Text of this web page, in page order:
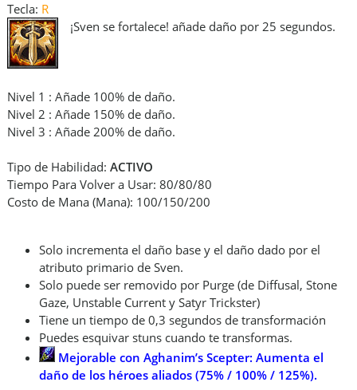
Tecla: R
¡Sven se fortalece! añade daño por 25 segundos.
Nivel 1 : Añade 100% de daño.
Nivel 2 : Añade 150% de daño.
Nivel 3 : Añade 200% de daño.
Tipo de Habilidad: ACTIVO
Tiempo Para Volver a Usar: 80/80/80
Costo de Mana (Mana): 100/150/200
Solo incrementa el daño base y el daño dado por el
atributo primario de Sven.
Solo puede ser removido por Purge (de Diffusal, Stone
Gaze, Unstable Current y Satyr Trickster)
Tiene un tiempo de 0,3 segundos de transformación
Puedes esquivar stuns cuando te transformas.
Mejorable con Aghanim’s Scepter: Aumenta el
daño de los héroes aliados (75% / 100% / 125%).